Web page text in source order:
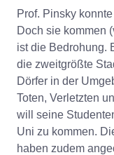
Prof. Pinsky
Doch sie kommen
ist die Bedrohung.
die zweitgrößte
Dörfer in der
Toten, Verletzten
will seine
Uni zu kommen.
haben zudem